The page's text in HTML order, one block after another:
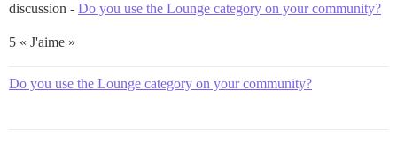
discussion - Do you use the Lounge category on your community?
5 « J'aime »
Do you use the Lounge category on your community?